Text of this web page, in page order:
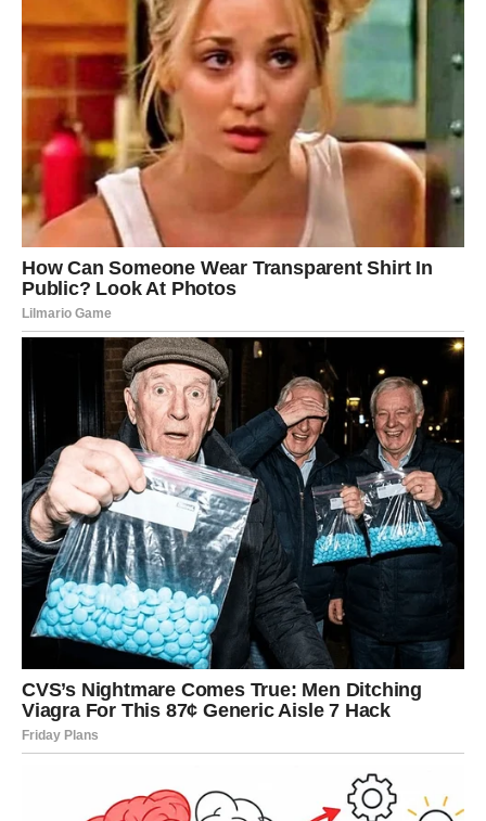
Za Device ovo je period u kojem će uživati u plodovima
svojih ranijih napora, čak i onih za koje su mislile da su
prošli neprimećeno.